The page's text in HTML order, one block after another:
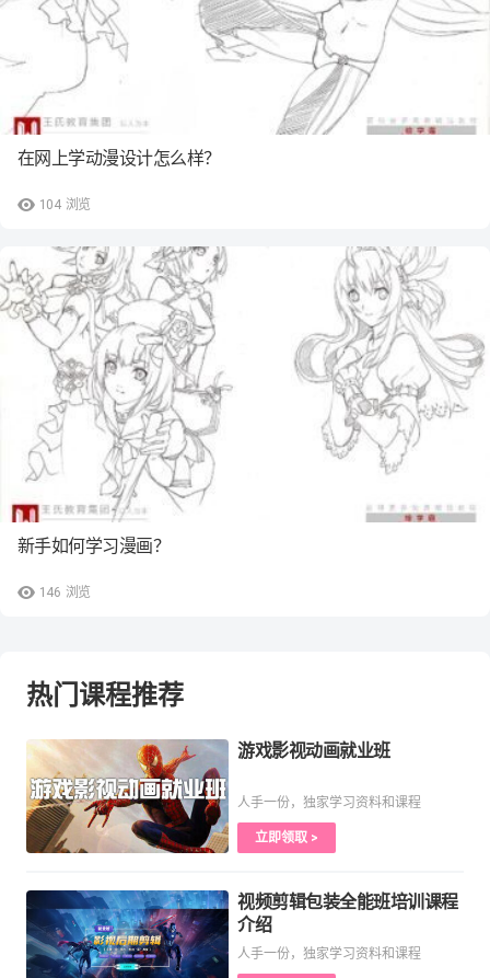
104 浏览
在网上学动漫设计怎么样？
146 浏览
新手如何学习漫画？
热门课程推荐
游戏影视动画就业班
人手一份，独家学习资料和课程
立即领取 >
视频剪辑包装全能班培训课程
介绍
人手一份，独家学习资料和课程